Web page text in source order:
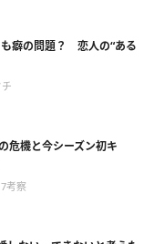
癖の問題？ 恋人の“ある
危機と今シーズン初キ
考察